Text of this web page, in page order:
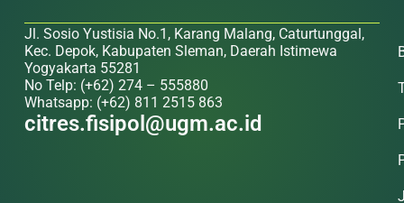
Jl. Sosio Yustisia No.1, Karang Malang, Caturtunggal,
Kec. Depok, Kabupaten Sleman, Daerah Istimewa
Yogyakarta 55281
No Telp: (+62) 274 – 555880
Whatsapp: (+62) 811 2515 863
citres.fisipol@ugm.ac.id